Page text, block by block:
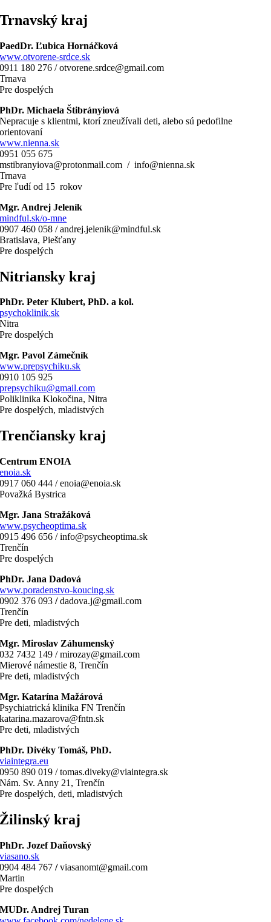
Trnavský kraj
PaedDr. Ľubica Hornáčková
www.otvorene-srdce.sk
0911 180 276 / otvorene.srdce@gmail.com
Trnava
Pre dospelých
PhDr. Michaela Štibrányiová
Nepracuje s klientmi, ktorí zneužívali deti, alebo sú pedofilne
orientovaní
www.nienna.sk
0951 055 675
mstibranyiova@protonmail.com / info@nienna.sk
Trnava
Pre ľudí od 15 rokov
Mgr. Andrej Jeleník
mindful.sk/o-mne
0907 460 058 / andrej.jelenik@mindful.sk
Bratislava, Piešťany
Pre dospelých
Nitriansky kraj
PhDr. Peter Klubert, PhD. a kol.
psychoklinik.sk
Nitra
Pre dospelých
Mgr. Pavol Zámečník
www.prepsychiku.sk
0910 105 925
prepsychiku@gmail.com
Poliklinika Klokočina, Nitra
Pre dospelých, mladistvých
Trenčiansky kraj
Centrum ENOIA
enoia.sk
0917 060 444 / enoia@enoia.sk
Považká Bystrica
Mgr. Jana Stražáková
www.psycheoptima.sk
0915 496 656 / info@psycheoptima.sk
Trenčín
Pre dospelých
PhDr. Jana Dadová
www.poradenstvo-koucing.sk
0902 376 093 /dadova.j@gmail.com
Trenčín
Pre deti, mladistvých
Mgr. Miroslav Záhumenský
032 7432 149 / mirozay@gmail.com
Mierové námestie 8, Trenčín
Pre deti, mladistvých
Mgr. Katarína Mažárová
Psychiatrická klinika FN Trenčín
katarina.mazarova@fntn.sk
Pre deti, mladistvých
PhDr. Divéky Tomáš, PhD.
viaintegra.eu
0950 890 019 / tomas.diveky@viaintegra.sk
Nám. Sv. Anny 21, Trenčín
Pre dospelých, deti, mladistvých
Žilinský kraj
PhDr. Jozef Daňovský
viasano.sk
0904 484 767 /viasanomt@gmail.com
Martin
Pre dospelých
MUDr. Andrej Turan